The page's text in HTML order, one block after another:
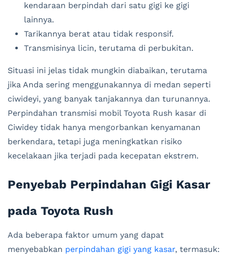
kendaraan berpindah dari satu gigi ke gigi
lainnya.
Tarikannya berat atau tidak responsif.
Transmisinya licin, terutama di perbukitan.
Situasi ini jelas tidak mungkin diabaikan, terutama
jika Anda sering menggunakannya di medan seperti
ciwideyi, yang banyak tanjakannya dan turunannya.
Perpindahan transmisi mobil Toyota Rush kasar di
Ciwidey tidak hanya mengorbankan kenyamanan
berkendara, tetapi juga meningkatkan risiko
kecelakaan jika terjadi pada kecepatan ekstrem.
Penyebab Perpindahan Gigi Kasar
pada Toyota Rush
Ada beberapa faktor umum yang dapat
menyebabkan perpindahan gigi yang kasar, termasuk: